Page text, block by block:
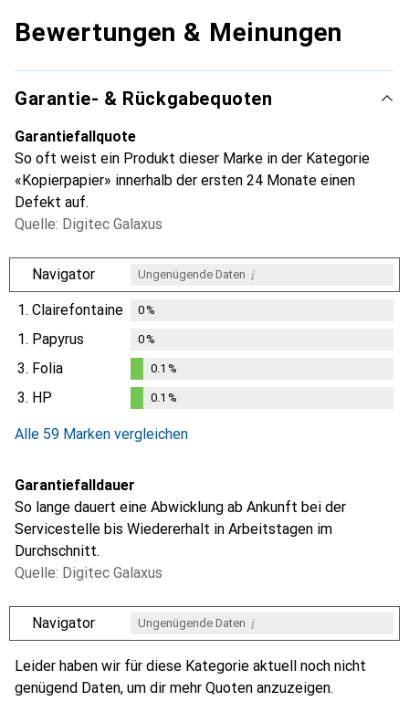
Bewertungen & Meinungen
Garantie- & Rückgabequoten
Garantiefallquote
So oft weist ein Produkt dieser Marke in der Kategorie
«Kopierpapier» innerhalb der ersten 24 Monate einen
Defekt auf.
Quelle: Digitec Galaxus
Navigator Ungenügende Daten i
1. Clairefontaine 0%
1. Papyrus 0%
3. Folia
%
0.1 %
3. HP 0.1 %
Alle 59 Marken vergleichen
Garantiefalldauer
So lange dauert eine Abwicklung ab Ankunft bei der
Servicestelle bis Wiedererhalt in Arbeitstagen im
Durchschnitt.
Quelle: Digitec Galaxus
Navigator Ungenügende Daten i
iiii
Leider haben wir für diese Kategorie aktuell noch nicht
genügend Daten, um dir mehr Quoten anzuzeigen.